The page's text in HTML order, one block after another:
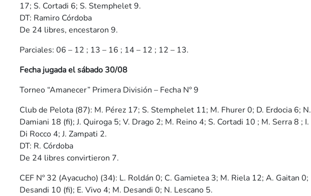
17; S. Cortadi 6; S. Stemphelet 9.
DT: Ramiro Córdoba
De 24 libres, encestaron 9.
Parciales: 06 – 12 ; 13 – 16 ; 14 – 12 ; 12 – 13.
Fecha jugada el sábado 30/08
Torneo “Amanecer” Primera División – Fecha Nº 9
Club de Pelota (87): M. Pérez 17; S. Stemphelet 11; M. Fhurer 0; D. Erdocia 6; N.
Damiani 18 (fi); J. Quiroga 5; V. Drago 2; M. Reino 4; S. Cortadi 10 ; M. Serra 8 ; I.
Di Rocco 4; J. Zampati 2.
DT: R. Córdoba
De 24 libres convirtieron 7.
CEF Nº 32 (Ayacucho) (34): L. Roldán 0; C. Gamietea 3; M. Riela 12; A. Gaitan 0;
Desandi 10 (fi); E. Vivo 4; M. Desandi 0; N. Lescano 5.